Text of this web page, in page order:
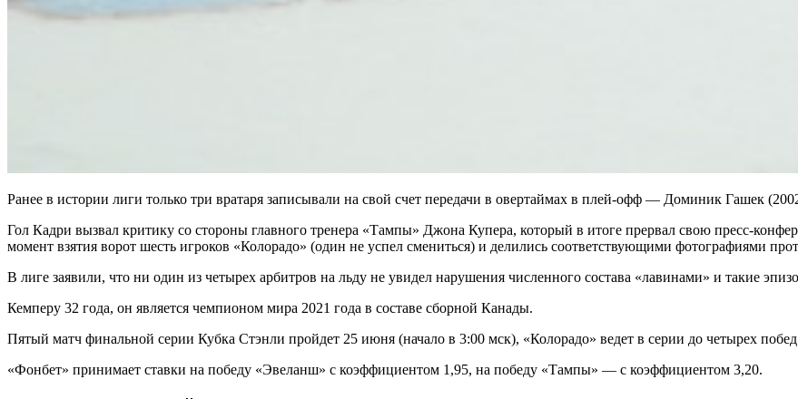
Ранее в истории лиги только три вратаря записывали на свой счет передачи в овертаймах в плей-офф — Доминик Гашек
Гол Кадри вызвал критику со стороны главного тренера «Тампы» Джона Купера, который в итоге прервал свою пресс-
момент взятия ворот шесть игроков «Колорадо» (один не успел смениться) и делились соответствующими фотографиями
В лиге заявили, что ни один из четырех арбитров на льду не увидел нарушения численного состава «лавинами» и такие
Кемперу 32 года, он является чемпионом мира 2021 года в составе сборной Канады.
Пятый матч финальной серии Кубка Стэнли пройдет 25 июня (начало в 3:00 мск), «Колорадо» ведет в серии до четырех побед
«Фонбет» принимает ставки на победу «Эвеланш» с коэффициентом 1,95, на победу «Тампы» — с коэффициентом 3,20.